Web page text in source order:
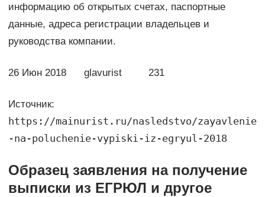
информацию об открытых счетах, паспортные
данные, адреса регистрации владельцев и
руководства компании.
26 Июн 2018 glavurist 231
Источник:
https://mainurist.ru/nasledstvo/zayavlenie
-na-poluchenie-vypiski-iz-egryul-2018
Образец заявления на получение
выписки из ЕГРЮЛ и другое